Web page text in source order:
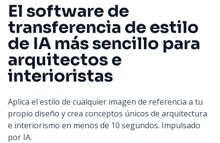
El software de
transferencia de estilo
de IA más sencillo para
arquitectos e
interioristas
Aplica el estilo de cualquier imagen de referencia a tu
propio diseño y crea conceptos únicos de arquitectura
e interiorismo en menos de 10 segundos. Impulsado
por IA.